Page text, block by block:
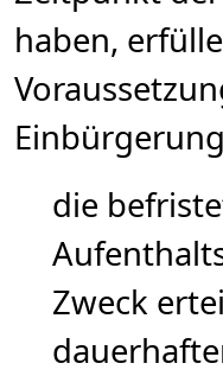
haben,
die
Zweck